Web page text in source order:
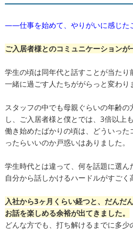
――仕事を始めて、やりがいに感じた
ご入居者様とのコミュニケーションが
学生の頃は同年代と話すことが当たり
一緒に過ごす人たちががらっと変わり
スタッフの中でも母親ぐらいの年齢の
し、ご入居者様と僕とでは、3倍以上
働き始めたばかりの頃は、どういった
ったらいいのか戸惑いはありました。
学生時代とは違って、何を話題に選ん
自分から話しかけるハードルがすごく
入社から3ヶ月くらい経つと、だんだ
お話を楽しめる余裕が出てきました。
どんな方でも、打ち解けるまでに多